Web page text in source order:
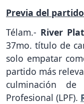
Previa del
Télam.- River
37mo. título de
solo empatar
partido más
culminación
Profesional (LPF).